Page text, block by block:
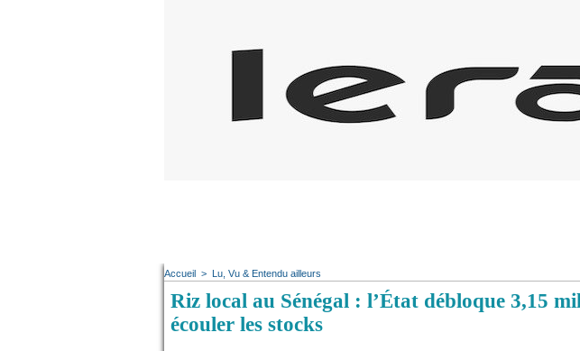
Accueil > Lu, Vu & Entendu ailleurs
Riz local au Sénégal : l’État débloque 3,15
écouler les stocks